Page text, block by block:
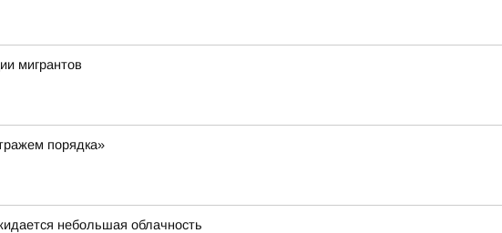
мигрантов
порядка»
небольшая облачность